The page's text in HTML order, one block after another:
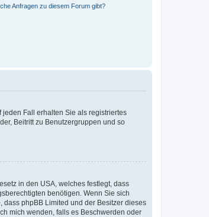
Anfragen zu diesem Forum gibt?
Fall erhalten Sie als registriertes
Beitritt zu Benutzergruppen und so
in den USA, welches festlegt, dass
benötigen. Wenn Sie sich
dass phpBB Limited und der Besitzer dieses
mich wenden, falls es Beschwerden oder